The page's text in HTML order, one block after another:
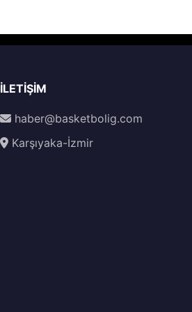
İLETIŞIM
haber@basketbolig.com
Karşıyaka-İzmir